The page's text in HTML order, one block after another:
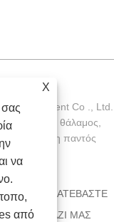
Equipment Co ., Ltd.
ξηρός θάλαμος,
επιφύλαξη παντός
ΝΈΑ
ΚΑΤΕΒΆΣΤΕ
ΜΑΖΊ ΜΑΣ
X
να
από